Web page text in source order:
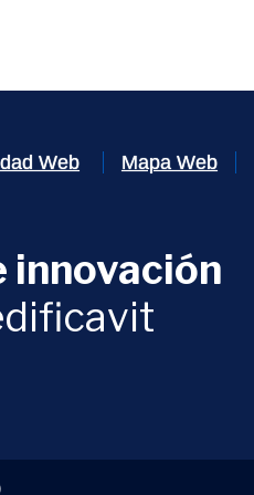
Web Mapa Web
innovación